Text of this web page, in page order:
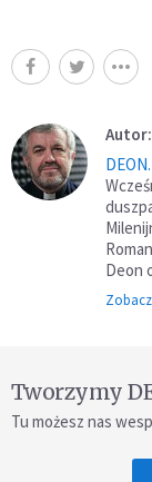
Autor:
Deon
Tworzymy
Tu możesz nas